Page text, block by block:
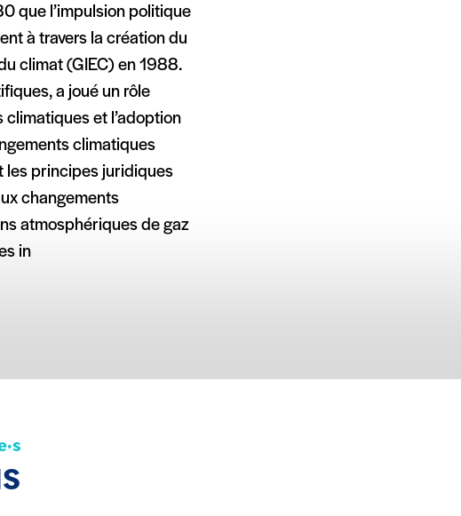
que l’impulsion politique
à travers la création du
climat (GIEC) en 1988.
a joué un rôle
et l’adoption
climatiques
les principes juridiques
changements
atmosphériques de gaz
in